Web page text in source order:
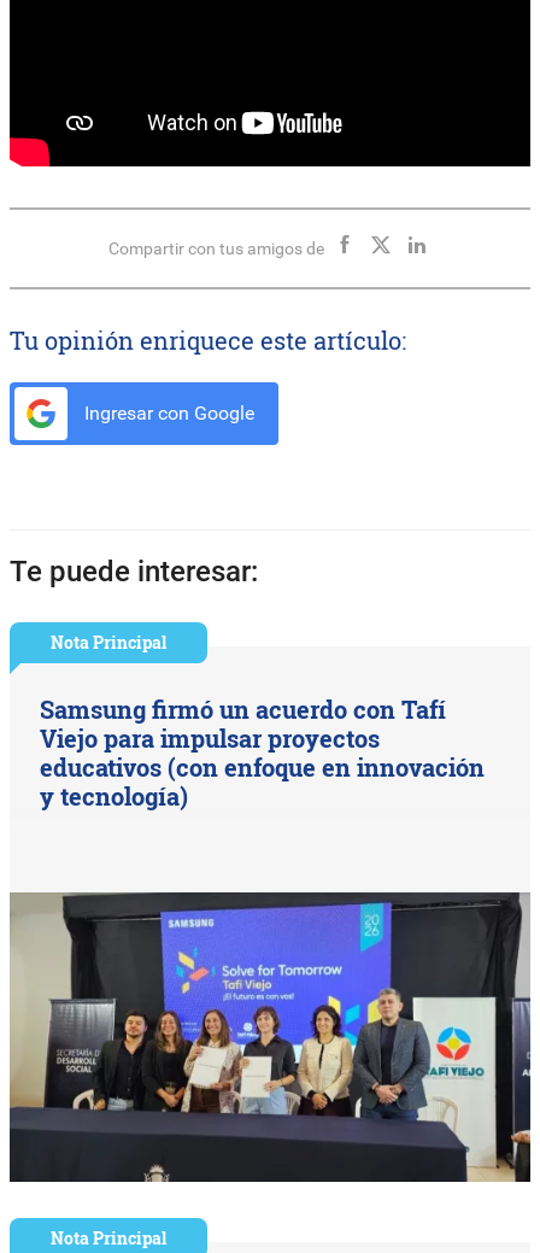
Compartir con tus amigos de
Tu opinión enriquece este artículo:
Ingresar con Google
Te puede interesar:
Nota Principal
Samsung firmó un acuerdo con Tafí
Viejo para impulsar proyectos
educativos (con enfoque en innovación
y tecnología)
Nota Principal